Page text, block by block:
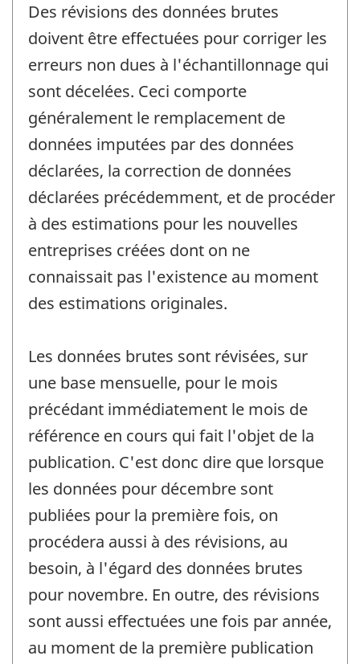
Des révisions des données brutes
doivent être effectuées pour corriger les
erreurs non dues à l'échantillonnage qui
sont décelées. Ceci comporte
généralement le remplacement de
données imputées par des données
déclarées, la correction de données
déclarées précédemment, et de procéder
à des estimations pour les nouvelles
entreprises créées dont on ne
connaissait pas l'existence au moment
des estimations originales.
Les données brutes sont révisées, sur
une base mensuelle, pour le mois
précédant immédiatement le mois de
référence en cours qui fait l'objet de la
publication. C'est donc dire que lorsque
les données pour décembre sont
publiées pour la première fois, on
procédera aussi à des révisions, au
besoin, à l'égard des données brutes
pour novembre. En outre, des révisions
sont aussi effectuées une fois par année,
au moment de la première publication